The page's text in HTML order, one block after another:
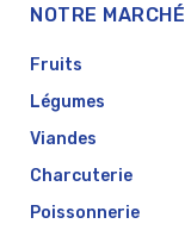
NOTRE MARCHÉ
Fruits
Légumes
Viandes
Charcuterie
Poissonnerie